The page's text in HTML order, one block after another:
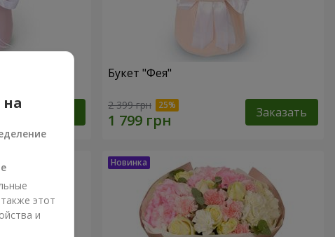
Букет "Фея"
2 399 грн Заказать
на
этот
и